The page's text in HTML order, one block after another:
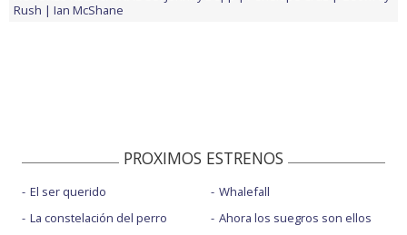
Rush
Ian McShane
PROXIMOS ESTRENOS
El ser querido
La constelación del perro
Whalefall
Ahora los suegros son ellos